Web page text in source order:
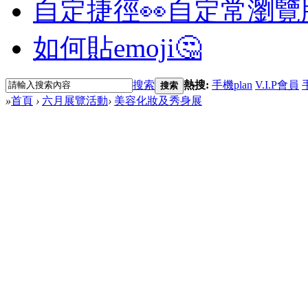
自定捷徑👀自定常瀏
如何貼emoji🤔
搜索 搜索 熱搜: 手機plan V.I.P會員
»首頁 › 六月展覽活動› 美容化妝及秀身展